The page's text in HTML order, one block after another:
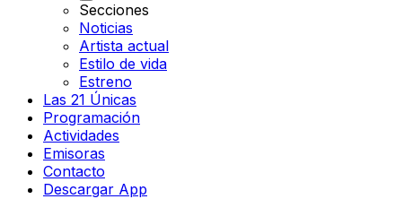
Secciones
Noticias
Artista actual
Estilo de vida
Estreno
Las 21 Únicas
Programación
Actividades
Emisoras
Contacto
Descargar App